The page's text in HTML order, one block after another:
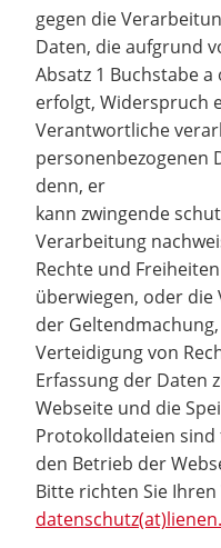
gegen die
Daten, die aufgrund
Absatz 1 Buchstabe a
erfolgt, Widerspruch
Verantwortliche
personenbezogenen
denn, er
kann zwingende
Verarbeitung
Rechte und
überwiegen, oder
der
Verteidigung von
Erfassung der Daten
Webseite und die
Protokolldateien sind
den Betrieb der
Bitte richten Sie